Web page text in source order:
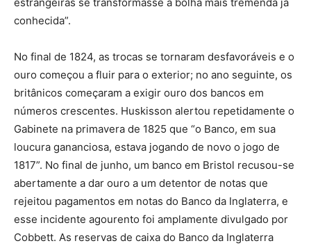
conhecida”.
No final de 1824, as trocas se tornaram desfavoráveis e o
ouro começou a fluir para o exterior; no ano seguinte, os
britânicos começaram a exigir ouro dos bancos em
números crescentes. Huskisson alertou repetidamente o
Gabinete na primavera de 1825 que “o Banco, em sua
loucura gananciosa, estava jogando de novo o jogo de
1817”. No final de junho, um banco em Bristol recusou-se
abertamente a dar ouro a um detentor de notas que
rejeitou pagamentos em notas do Banco da Inglaterra, e
esse incidente agourento foi amplamente divulgado por
Cobbett. As reservas de caixa do Banco da Inglaterra